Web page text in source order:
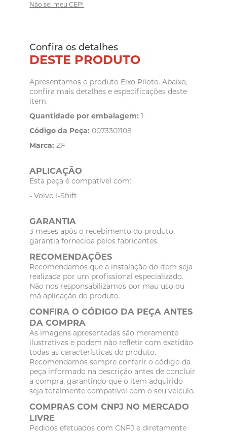
Não sei meu CEP!
Confira os detalhes
DESTE PRODUTO
Apresentamos o produto Eixo Piloto. Abaixo,
confira mais detalhes e especificações deste
item.
Quantidade por embalagem: 1
Código da Peça: 0073301108
Marca: ZF
APLICAÇÃO
Esta peça é compatível com:
- Volvo I-Shift
GARANTIA
3 meses após o recebimento do produto,
garantia fornecida pelos fabricantes.
RECOMENDAÇÕES
Recomendamos que a instalação do item seja
realizada por um profissional especializado.
Não nos responsabilizamos por mau uso ou
má aplicação do produto.
CONFIRA O CÓDIGO DA PEÇA ANTES
DA COMPRA
As imagens apresentadas são meramente
ilustrativas e podem não refletir com exatidão
todas as características do produto.
Recomendamos sempre conferir o código da
peça informado na descrição antes de concluir
a compra, garantindo que o item adquirido
seja totalmente compatível com o seu veículo.
COMPRAS COM CNPJ NO MERCADO
LIVRE
Pedidos efetuados com CNPJ e diretamente